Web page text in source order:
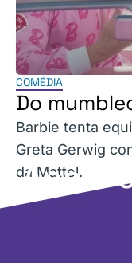
COMÉDIA
Do
Barbie tenta
Greta Gerwig
da Mattel.
Apoie